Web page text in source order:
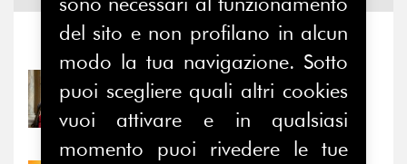
Notizie-Eventi
31/07/2026
Prima della pausa estiva,
il valore di...
del sito e non profilano in alcun
modo la tua navigazione. Sotto
puoi scegliere quali altri cookies
vuoi attivare e in qualsiasi
momento puoi rivedere le tue